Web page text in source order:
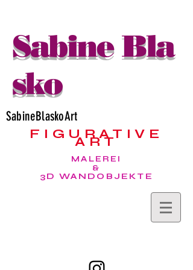
Sabine Bla
sko
SabineBlaskoArt
FIGURATIVE
ART
MALEREI
&
3D WANDOBJEKTE